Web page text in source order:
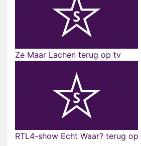
Ze Maar Lachen terug op tv
RTL4-show Echt Waar? terug